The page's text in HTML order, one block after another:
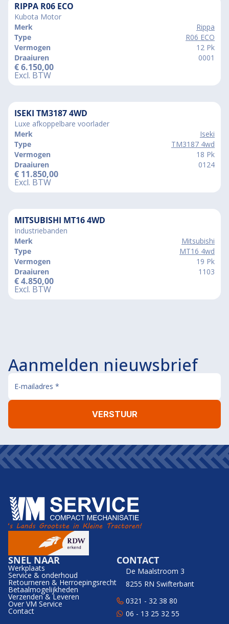
RIPPA R06 ECO
Kubota Motor
Merk
Rippa
Type
R06 ECO
Vermogen
12 Pk
Draaiuren
0001
€6.150,00
Excl. BTW
ISEKI TM3187 4WD
Luxe afkoppelbare voorlader
Merk
Iseki
Type
TM3187 4wd
Vermogen
18 Pk
Draaiuren
0124
€ 11.850,00
Excl. BTW
MITSUBISHI MT16 4WD
Industriebanden
Merk
Mitsubishi
Type
MT16 4wd
Vermogen
19 Pk
Draaiuren
1103
€4.850,00
Excl. BTW
Aanmelden nieuwsbrief
SNEL NAAR
Werkplaats
Service & onderhoud
Retourneren & Herroepingsrecht
Betaalmogelijkheden
Verzenden & Leveren
Over VM Service
Contact
CONTACT
De Maalstroom 3
8255 RN Swifterbant
0321 - 32 38 80
06 - 13 25 32 55